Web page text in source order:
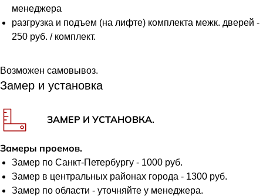
менеджера
разгрузка и подъем (на лифте) комплекта межк. дверей -
250 руб. / комплект.
Возможен самовывоз.
Замер и установка
ЗАМЕР И УСТАНОВКА.
Замеры проемов.
Замер по Санкт-Петербургу - 1000 руб.
Замер в центральных районах города - 1300 руб.
Замер по области - уточняйте у менеджера.